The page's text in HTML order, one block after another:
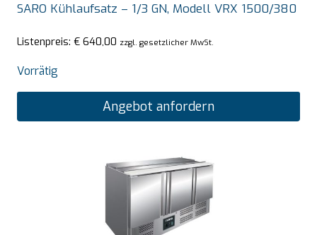
SARO Kühlaufsatz – 1/3 GN, Modell VRX 1500/380
Listenpreis: € 640,00 zzgl. gesetzlicher MwSt.
Vorrätig
Angebot anfordern